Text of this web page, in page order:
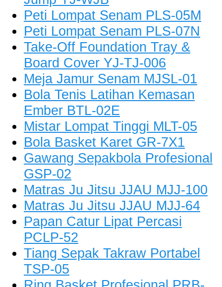
Peti Lompat Senam PLS-05M
Peti Lompat Senam PLS-07N
Take-Off Foundation Tray &
Board Cover YJ-TJ-006
Meja Jamur Senam MJSL-01
Bola Tenis Latihan Kemasan
Ember BTL-02E
Mistar Lompat Tinggi MLT-05
Bola Basket Karet GR-7X1
Gawang Sepakbola Profesional
GSP-02
Matras Ju Jitsu JJAU MJJ-100
Matras Ju Jitsu JJAU MJJ-64
Papan Catur Lipat Percasi
PCLP-52
Tiang Sepak Takraw Portabel
TSP-05